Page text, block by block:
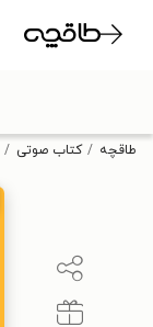
طاقچه کتاب صوتی